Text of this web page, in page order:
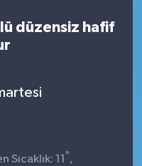
düzensiz hafif
11 ° ,